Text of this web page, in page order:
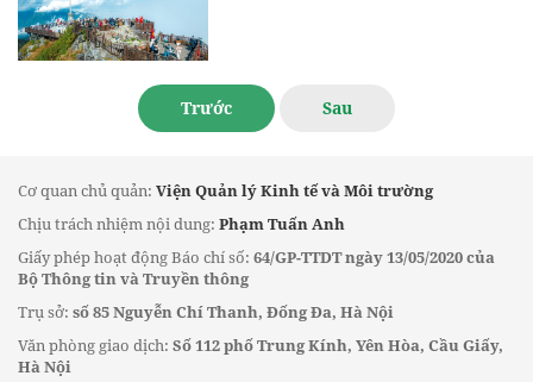
Trước Sau
Cơ quan chủ quản: Viện Quản lý Kinh tế và Môi trường
Chịu trách nhiệm nội dung: Phạm Tuấn Anh
Giấy phép hoạt động Báo chí số: 64/GP-TTDT ngày 13/05/2020 của
Bộ Thông tin và Truyền thông
Trụ sở: số 85 Nguyễn Chí Thanh, Đống Đa, Hà Nội
Văn phòng giao dịch: Số 112 phố Trung Kính, Yên Hòa, Cầu Giấy,
Hà Nội